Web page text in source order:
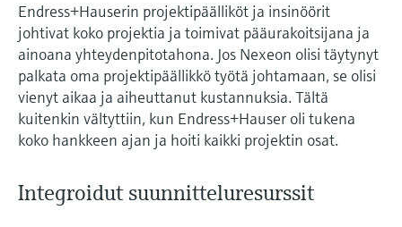
Endress+Hauserin projektipäälliköt ja insinöörit
johtivat koko projektia ja toimivat pääurakoitsijana ja
ainoana yhteydenpitotahona. Jos Nexeon olisi täytynyt
palkata oma projektipäällikkö työtä johtamaan, se olisi
vienyt aikaa ja aiheuttanut kustannuksia. Tältä
kuitenkin vältyttiin, kun Endress+Hauser oli tukena
koko hankkeen ajan ja hoiti kaikki projektin osat.
Integroidut suunnitteluresurssit